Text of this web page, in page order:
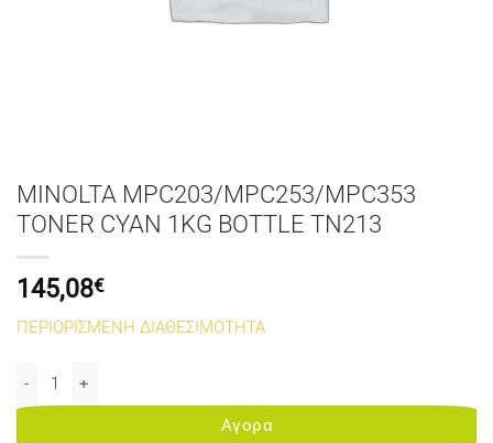
MINOLTA MPC203/MPC253/MPC353
TONER CYAN 1KG BOTTLE TN213
145,08€
ΠΕΡΙΟΡΙΣΜΕΝΗ ΔΙΑΘΕΣΙΜΟΤΗΤΑ
MINOLTA MPC203/MPC253/MPC353 TONER CYAN 1KG BOTTLE
Αγορα